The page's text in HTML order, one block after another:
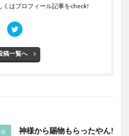
くはプロフィール記事をcheck!
稿一覧へ
常 神様から賜物もらったやん!